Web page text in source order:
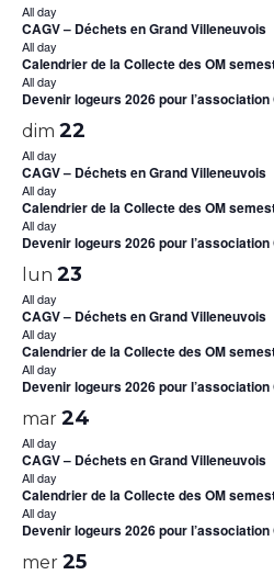
All day
CAGV – Déchets en Grand Villeneuvois
All day
Calendrier de la Collecte des OM
All day
Devenir logeurs 2026 pour
dim 22
All day
CAGV – Déchets en Grand Villeneuvois
All day
Calendrier de la Collecte des OM
All day
Devenir logeurs 2026 pour
lun 23
All day
CAGV – Déchets en Grand Villeneuvois
All day
Calendrier de la Collecte des OM
All day
Devenir logeurs 2026 pour
mar 24
All day
CAGV – Déchets en Grand Villeneuvois
All day
Calendrier de la Collecte des OM
All day
Devenir logeurs 2026 pour
mer 25